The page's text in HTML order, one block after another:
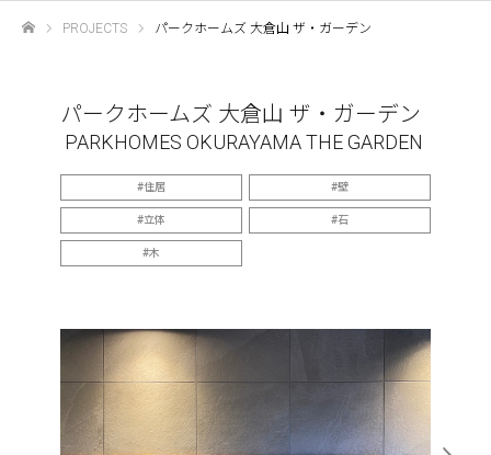
PROJECTS パークホームズ 大倉山 ザ・ガーデン
パークホームズ 大倉山 ザ・ガーデン
PARKHOMES OKURAYAMA THE GARDEN
住居 壁
立体 石
木